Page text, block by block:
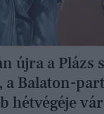
újra a Plázs
a Balaton-
hétvégéje